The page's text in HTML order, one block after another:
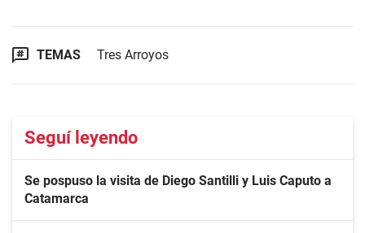
TEMAS Tres Arroyos
Seguí leyendo
Se pospuso la visita de Diego Santilli y Luis Caputo a
Catamarca